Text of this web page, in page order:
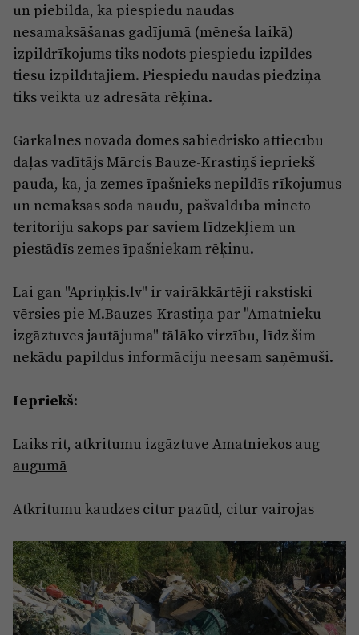
un piebilda, ka piespiedu naudas
nesamaksāšanas gadījumā (mēneša laikā)
izpildrīkojums tiks nodots piespiedu izpildes
tiesu izpildītājiem. Piespiedu naudas piedziņa
tiks veikta uz adresāta rēķina.
Garkalnes novada domes sabiedrisko attiecību
daļas vadītājs Mārcis Bauze-Krastiņš iepriekš
pauda, ka, ja zemes īpašnieks nepildīs rīkojumus
un nemaksās soda naudu, pašvaldība minēto
teritoriju sakops par saviem līdzekļiem un
piestādīs zemes īpašniekam rēķinu.
Lai gan "Apriņķis.lv" ir vairākkārtēji rakstiski
vērsies pie M.Bauzes-Krastiņa par "Amatnieku
izgāztuves jautājuma" tālāko virzību, līdz šim
nekādu papildus informāciju neesam saņēmuši.
Iepriekš:
Laiks rit, atkritumu izgāztuve Amatniekos aug
augumā
Atkritumu kaudzes citur pazūd, citur vairojas